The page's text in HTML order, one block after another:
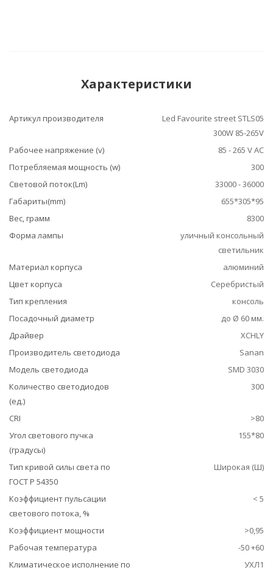
Характеристики
Артикул производителя
Led Favourite street STLS05
300W 85-265V
Рабочее напряжение (v)
85 - 265 V AC
Потребляемая мощность (w)
300
Световой поток(Lm)
33000 - 36000
Габариты(mm)
655*305*95
Вес, грамм
8300
Форма лампы
уличный консольный
светильник
Материал корпуса
алюминий
Цвет корпуса
Серебристый
Тип крепления
консоль
Посадочный диаметр
до Ø 60 мм.
Драйвер
XCHLY
Производитель светодиода
Sanan
Модель светодиода
SMD 3030
Количество светодиодов
(ед.)
300
CRI
>80
Угол светового пучка
(градусы)
155*80
Тип кривой силы света по
ГОСТ Р 54350
Широкая (Ш)
Коэффициент пульсации
светового потока, %
< 5
Коэффициент мощности
>0,95
Рабочая температура
-50 +60
Климатическое исполнение по
УХЛ1